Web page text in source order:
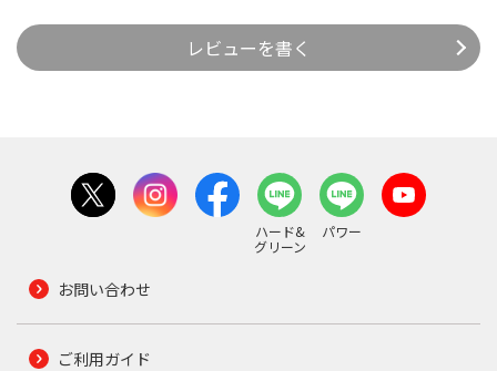
レビューを書く
ハード&
グリーン
パワー
お問い合わせ
ご利用ガイド